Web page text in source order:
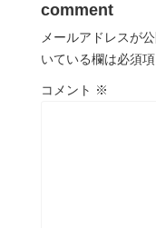
comment
メールアドレスが
いている欄は必須
コメント ※